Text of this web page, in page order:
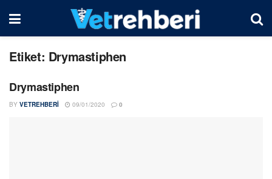
Etiket: Drymastiphen
Drymastiphen
BY VETREHBERI 09/01/2020 0